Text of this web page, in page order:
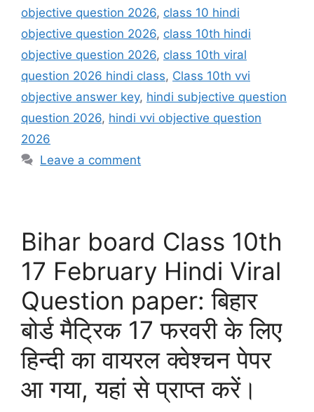
objective question 2026, class 10 hindi
objective question 2026, class 10th hindi
objective question 2026, class 10th viral
question 2026 hindi class, Class 10th vvi
objective answer key, hindi subjective question
question 2026, hindi vvi objective question
2026
Leave a comment
Bihar board Class 10th
17 February Hindi Viral
Question paper: बिहार
बोर्ड मैट्रिक 17 फरवरी के लिए
हिन्दी का वायरल क्वेश्चन पेपर
आ गया, यहां से प्राप्त करें।